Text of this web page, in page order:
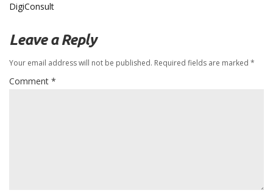
DigiConsult
Leave a Reply
Your email address will not be published. Required fields are marked *
Comment *